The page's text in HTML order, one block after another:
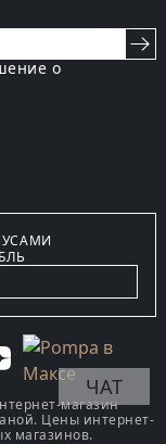
о
магазин
Цены интернет-
магазинов.
ЧАТ